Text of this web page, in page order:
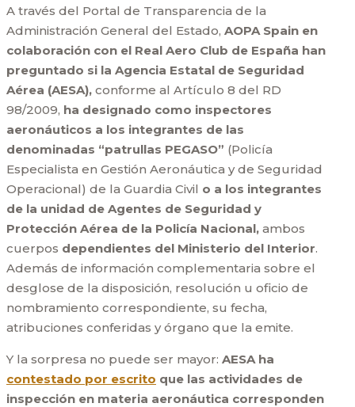
A través del Portal de Transparencia de la
Administración General del Estado, AOPA Spain en
colaboración con el Real Aero Club de España han
preguntado si la Agencia Estatal de Seguridad
Aérea (AESA), conforme al Artículo 8 del RD
98/2009, ha designado como inspectores
aeronáuticos a los integrantes de las
denominadas “patrullas PEGASO” (Policía
Especialista en Gestión Aeronáutica y de Seguridad
Operacional) de la Guardia Civil o a los integrantes
de la unidad de Agentes de Seguridad y
Protección Aérea de la Policía Nacional, ambos
cuerpos dependientes del Ministerio del Interior.
Además de información complementaria sobre el
desglose de la disposición, resolución u oficio de
nombramiento correspondiente, su fecha,
atribuciones conferidas y órgano que la emite.
Y la sorpresa no puede ser mayor: AESA ha
contestado por escrito que las actividades de
inspección en materia aeronáutica corresponden